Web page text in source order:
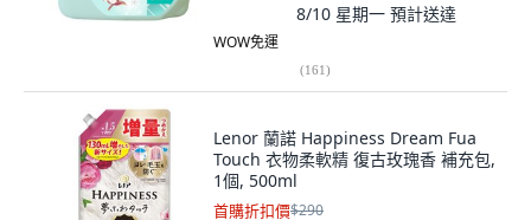
8/10 星期一 預計送達
WOW免運
(161)
Lenor 蘭諾 Happiness Dream Fua
Touch 衣物柔軟精 復古玫瑰香 補充包,
1個, 500ml
首購折扣價$290